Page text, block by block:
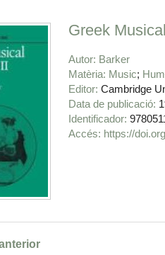
Greek
Autor Barker
Matèria Music
Editor Cambridge
Data de publicació
Identificador
https://